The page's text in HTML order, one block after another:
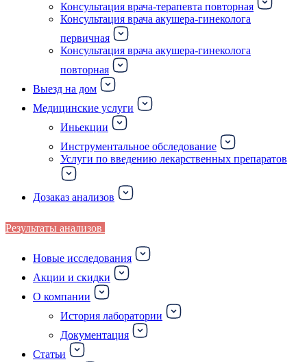
Консультация врача-терапевта повторная
Консультация врача акушера-гинеколога
первичная
Консультация врача акушера-гинеколога
повторная
Выезд на дом
Медицинские услуги
Иньекции
Инструментальное обследование
Услуги по введению лекарственных препаратов
Дозаказ анализов
Результаты анализов
Новые исследования
Акции и скидки
О компании
История лаборатории
Документация
Статьи